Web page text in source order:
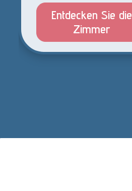
Entdecken Sie die
Zimmer